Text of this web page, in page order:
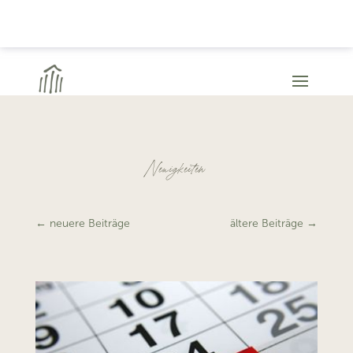
Neuigkeiten
← neuere Beiträge ältere Beiträge →